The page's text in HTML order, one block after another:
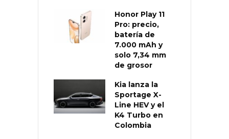
Honor Play 11
Pro: precio,
batería de
7.000 mAh y
solo 7,34 mm
de grosor
Kia lanza la
Sportage X-
Line HEV y el
K4 Turbo en
Colombia